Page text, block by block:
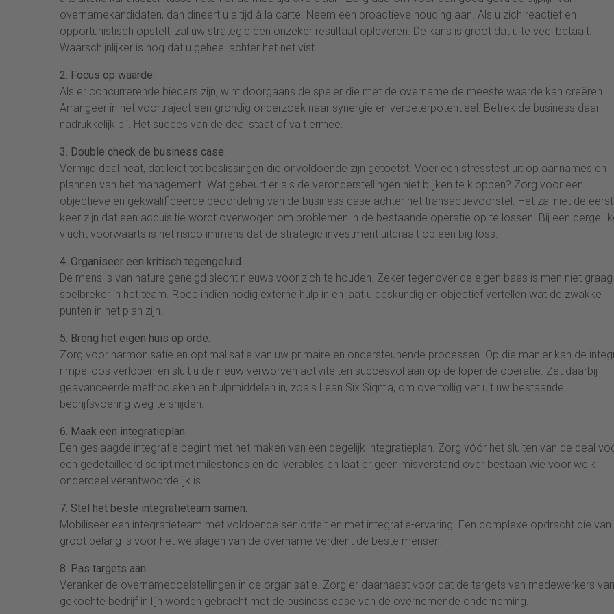
overnamekandidaten, dan dineert u altijd à la carte. Neem een proactieve houding aan. Als u zich reactief en
opportunistisch opstelt, zal uw strategie een onzeker resultaat opleveren. De kans is groot dat u te veel betaalt.
Waarschijnlijker is nog dat u geheel achter het net vist.
2. Focus op waarde.
Als er concurrerende bieders zijn, wint doorgaans de speler die met de overname de meeste waarde kan creëren.
Arrangeer in het voortraject een grondig onderzoek naar synergie en verbeterpotentieel. Betrek de business daar
nadrukkelijk bij. Het succes van de deal staat of valt ermee.
3. Double check de business case.
Vermijd deal heat, dat leidt tot beslissingen die onvoldoende zijn getoetst. Voer een stresstest uit op aannames en
plannen van het management. Wat gebeurt er als de veronderstellingen niet blijken te kloppen? Zorg voor een
objectieve en gekwalificeerde beoordeling van de business case achter het transactievoorstel. Het zal niet de
keer zijn dat een acquisitie wordt overwogen om problemen in de bestaande operatie op te lossen. Bij een
vlucht voorwaarts is het risico immens dat de strategic investment uitdraait op een big loss.
4. Organiseer een kritisch tegengeluid.
De mens is van nature geneigd slecht nieuws voor zich te houden. Zeker tegenover de eigen baas is men niet
spelbreker in het team. Roep indien nodig externe hulp in en laat u deskundig en objectief vertellen wat de zwakke
punten in het plan zijn.
5. Breng het eigen huis op orde.
Zorg voor harmonisatie en optimalisatie van uw primaire en ondersteunende processen. Op die manier kan de
rimpelloos verlopen en sluit u de nieuw verworven activiteiten succesvol aan op de lopende operatie. Zet daarbij
geavanceerde methodieken en hulpmiddelen in, zoals Lean Six Sigma, om overtollig vet uit uw bestaande
bedrijfsvoering weg te snijden.
6. Maak een integratieplan.
Een geslaagde integratie begint met het maken van een degelijk integratieplan. Zorg vóór het sluiten van de deal
een gedetailleerd script met milestones en deliverables en laat er geen misverstand over bestaan wie voor welk
onderdeel verantwoordelijk is.
7. Stel het beste integratieteam samen.
Mobiliseer een integratieteam met voldoende senioriteit en met integratie-ervaring. Een complexe opdracht die van
groot belang is voor het welslagen van de overname verdient de beste mensen.
8. Pas targets aan.
Veranker de overnamedoelstellingen in de organisatie. Zorg er daarnaast voor dat de targets van medewerkers
gekochte bedrijf in lijn worden gebracht met de business case van de overnemende onderneming.